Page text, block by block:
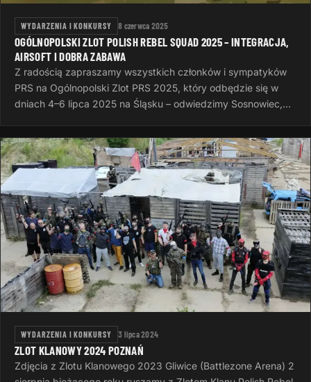
WYDARZENIA I KONKURSY 8 czerwca 2025
OGÓLNOPOLSKI ZLOT POLISH REBEL SQUAD 2025 – INTEGRACJA,
AIRSOFT I DOBRA ZABAWA
Z radością zapraszamy wszystkich członków i sympatyków
PRS na Ogólnopolski Zlot PRS 2025, który odbędzie się w
dniach 4–6 lipca 2025 na Śląsku – odwiedzimy Sosnowiec,
WYDARZENIA I KONKURSY 3 lipca 2024
ZLOT KLANOWY 2024 POZNAŃ
Zdjęcia z Zlotu Klanowego 2023 Gliwice (Battlezone Arena) 2